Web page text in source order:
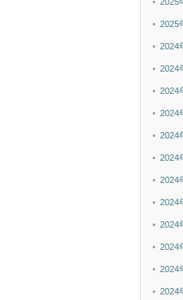
2025
2024
2024
2024
2024
2024
2024
2024
2024
2024
2024
2024
2024